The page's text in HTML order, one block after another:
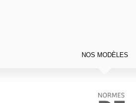
NOS MODÈLES